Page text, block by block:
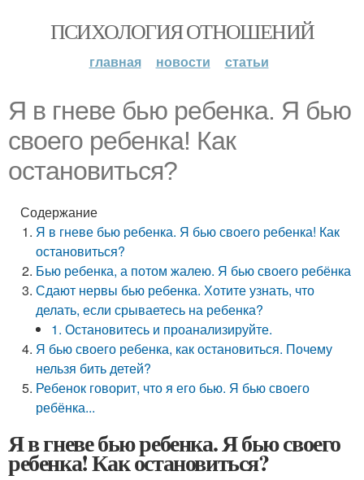
ПСИХОЛОГИЯ ОТНОШЕНИЙ
главная новости статьи
Я в гневе бью ребенка. Я бью
своего ребенка! Как
остановиться?
Содержание
Я в гневе бью ребенка. Я бью своего ребенка! Как
остановиться?
Бью ребенка, а потом жалею. Я бью своего ребёнка
Сдают нервы бью ребенка. Хотите узнать, что
делать, если срываетесь на ребенка?
1. Остановитесь и проанализируйте.
Я бью своего ребенка, как остановиться. Почему
нельзя бить детей?
Ребенок говорит, что я его бью. Я бью своего
ребёнка...
Я в гневе бью ребенка. Я бью своего
ребенка! Как остановиться?